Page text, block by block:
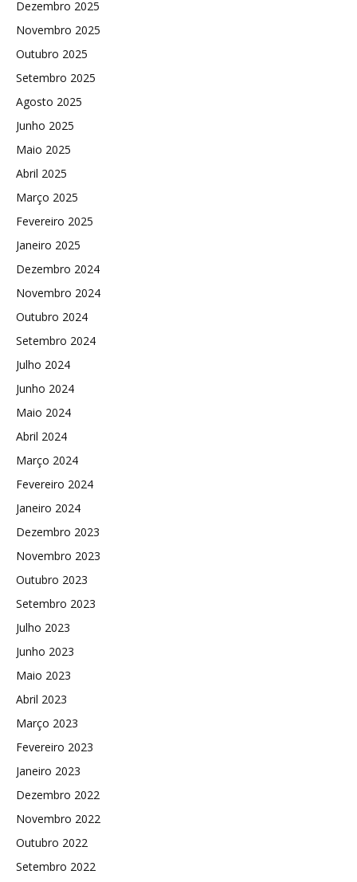
Dezembro 2025
Novembro 2025
Outubro 2025
Setembro 2025
Agosto 2025
Junho 2025
Maio 2025
Abril 2025
Março 2025
Fevereiro 2025
Janeiro 2025
Dezembro 2024
Novembro 2024
Outubro 2024
Setembro 2024
Julho 2024
Junho 2024
Maio 2024
Abril 2024
Março 2024
Fevereiro 2024
Janeiro 2024
Dezembro 2023
Novembro 2023
Outubro 2023
Setembro 2023
Julho 2023
Junho 2023
Maio 2023
Abril 2023
Março 2023
Fevereiro 2023
Janeiro 2023
Dezembro 2022
Novembro 2022
Outubro 2022
Setembro 2022